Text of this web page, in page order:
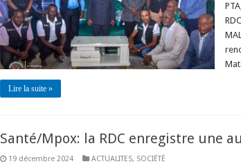
Lire la suite »
Santé/Mpox: la RDC enregistre une
19 décembre 2024 ACTUALITES, SOCIÉTÉ